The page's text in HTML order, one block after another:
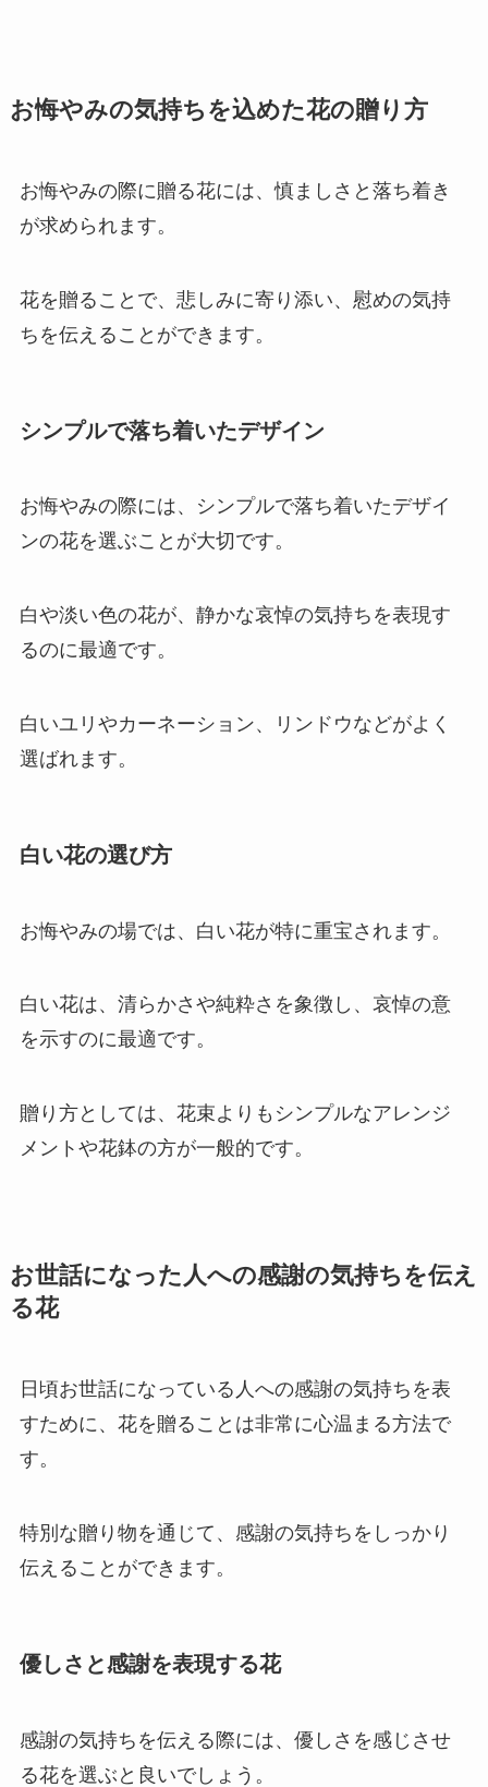
お悔やみの気持ちを込めた花の贈り方
お悔やみの際に贈る花には、慎ましさと落ち着き
が求められます。
花を贈ることで、悲しみに寄り添い、慰めの気持
ちを伝えることができます。
シンプルで落ち着いたデザイン
お悔やみの際には、シンプルで落ち着いたデザイ
ンの花を選ぶことが大切です。
白や淡い色の花が、静かな哀悼の気持ちを表現す
るのに最適です。
白いユリやカーネーション、リンドウなどがよく
選ばれます。
白い花の選び方
お悔やみの場では、白い花が特に重宝されます。
白い花は、清らかさや純粋さを象徴し、哀悼の意
を示すのに最適です。
贈り方としては、花束よりもシンプルなアレンジ
メントや花鉢の方が一般的です。
お世話になった人への感謝の気持ちを伝え
る花
日頃お世話になっている人への感謝の気持ちを表
すために、花を贈ることは非常に心温まる方法で
す。
特別な贈り物を通じて、感謝の気持ちをしっかり
伝えることができます。
優しさと感謝を表現する花
感謝の気持ちを伝える際には、優しさを感じさせ
る花を選ぶと良いでしょう。